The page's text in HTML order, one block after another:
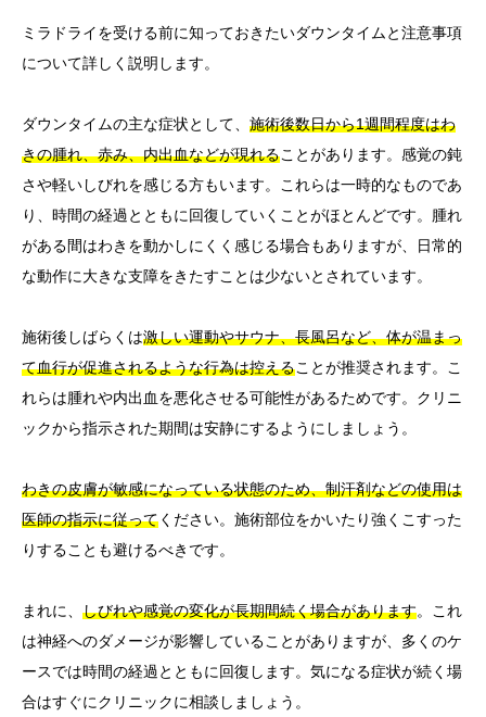
ミラドライを受ける前に知っておきたいダウンタイムと注意事項
について詳しく説明します。
ダウンタイムの主な症状として、 施術後数日から1週間程度はわ
きの腫れ、赤み、内出血などが現れることがあります。感覚の鈍
さや軽いしびれを感じる方もいます。これらは一時的なものであ
り、時間の経過とともに回復していくことがほとんどです。腫れ
がある間はわきを動かしにくく感じる場合もありますが、日常的
な動作に大きな支障をきたすことは少ないとされています。
施術後しばらくは激しい運動やサウナ、長風呂など、体が温まっ
て血行が促進されるような行為は控えることが推奨されます。こ
れらは腫れや内出血を悪化させる可能性があるためです。クリニ
ックから指示された期間は安静にするようにしましょう。
わきの皮膚が敏感になっている状態のため、制汗剤などの使用は
医師の指示に従ってください。施術部位をかいたり強くこすった
りすることも避けるべきです。
まれに、 しびれや感覚の変化が長期間続く場合があります。これ
は神経へのダメージが影響していることがありますが、多くのケ
ースでは時間の経過とともに回復します。気になる症状が続く場
合はすぐにクリニックに相談しましょう。